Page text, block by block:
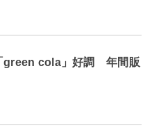
green cola」好調 年間販